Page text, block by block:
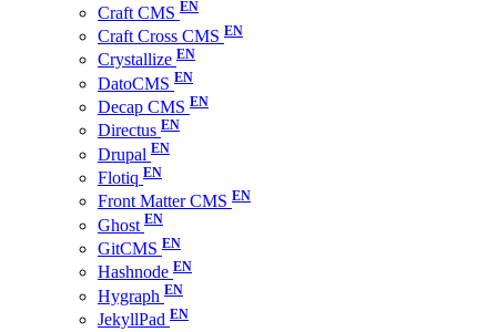
Craft CMS
Craft Cross CMS
Crystallize
DatoCMS
Decap CMS
Directus
Drupal
Flotiq
Front Matter CMS
Ghost
GitCMS
Hashnode
Hygraph
JekyllPad